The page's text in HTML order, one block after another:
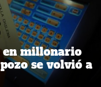
en millonario
se volvió a